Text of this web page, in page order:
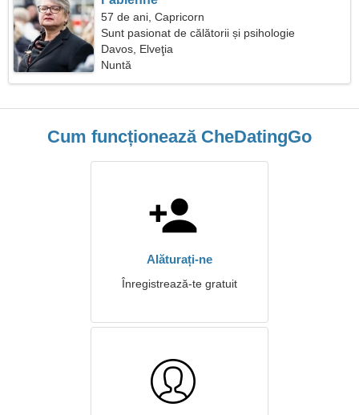
57 de ani, Capricorn
Sunt pasionat de călătorii și psihologie
Davos, Elveţia
Nuntă
Cum funcționează CheDatingGo
Alăturați-ne
Înregistrează-te gratuit